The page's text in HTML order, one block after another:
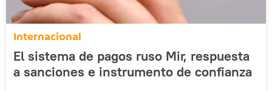
Internacional
El sistema de pagos ruso Mir, respuesta
a sanciones e instrumento de confianza